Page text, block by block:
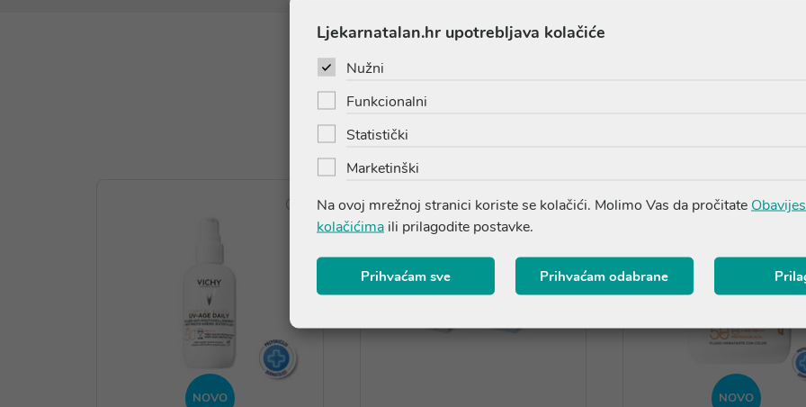
NOVO NOVO
Ljekarnatalan.hr upotrebljava kolačiće
Nužni
Funkcionalni
Statistički
Marketinški
Na ovoj mrežnoj stranici koriste se kolačići. Molimo Vas da pročitate
kolačićima ili prilagodite postavke.
Prihvaćam sve Prihvaćam odabrane